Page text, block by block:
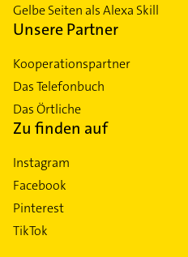
Gelbe Seiten als Alexa Skill
Unsere Partner
Kooperationspartner
Das Telefonbuch
Das Örtliche
Zu finden auf
Instagram
Facebook
Pinterest
TikTok